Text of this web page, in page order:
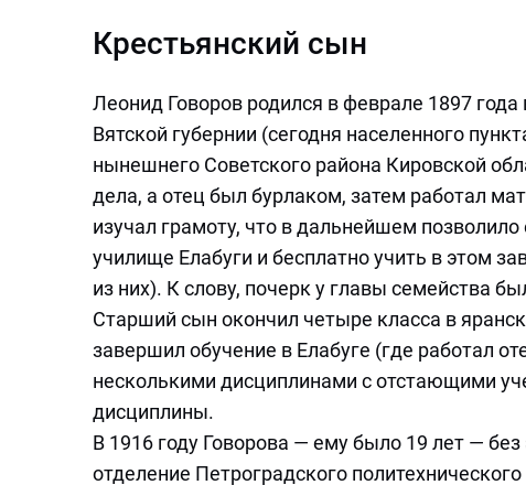
Крестьянский сын
Леонид Говоров родился в феврале 1897
Вятской губернии (сегодня населенного
нынешнего Советского района Кировской
дела, а отец был бурлаком, затем работал
изучал грамоту, что в дальнейшем
училище Елабуги и бесплатно учить в этом
из них). К слову, почерк у главы семейства
Старший сын окончил четыре класса в
завершил обучение в Елабуге (где работал
несколькими дисциплинами с отстающими
дисциплины.
В 1916 году Говорова — ему было 19 лет —
отделение Петроградского